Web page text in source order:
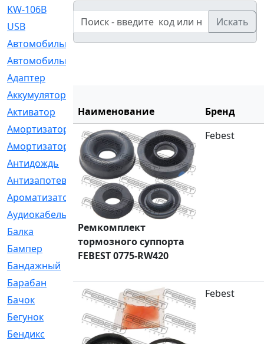
KW-106B
[0]
USB
[6]
Автомобильное
[6]
Автомобильный
Адаптер
Аккумулятор
Активатор
[1]
Амортизатор
[608]
Амортизаторы
[21]
Антидождь
[1]
Антизапотеватель
[1]
Ароматизатор
[35]
Аудиокабель
[2]
Балка
[58]
Бампер
[137]
Бандажный
Барабан
[5]
Бачок
[40]
Бегунок
[21]
Бендикс
[26]
Искать
Наименование Бренд
Ремкомплект
тормозного суппорта
FEBEST 0775-RW420
Febest
Febest